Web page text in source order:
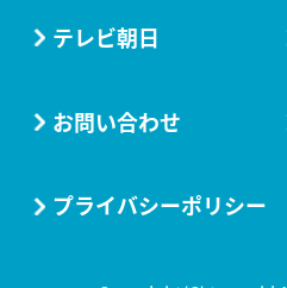
テレビ朝日
お問い合わせ
プライバシーポリシー